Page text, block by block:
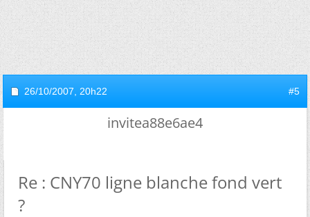
26/10/2007, 20h22 #5
invitea88e6ae4
Re : CNY70 ligne blanche fond vert
?